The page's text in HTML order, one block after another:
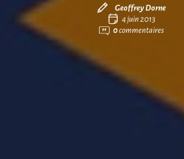
Geoffrey Dorne
4 juin 2013
0commentaires